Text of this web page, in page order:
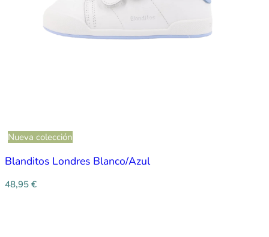
Nueva colección
Blanditos Londres Blanco/Azul
48,95 €